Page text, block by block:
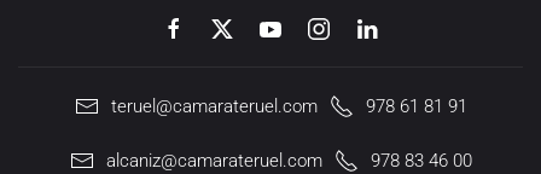
teruel@camarateruel.com 978 61 81 91
alcaniz@camarateruel.com 978 83 46 00